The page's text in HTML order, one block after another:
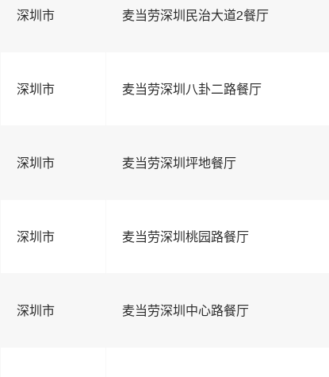
深圳市 麦当劳深圳民治大道2餐厅
深圳市 麦当劳深圳八卦二路餐厅
深圳市 麦当劳深圳坪地餐厅
深圳市 麦当劳深圳桃园路餐厅
深圳市 麦当劳深圳中心路餐厅